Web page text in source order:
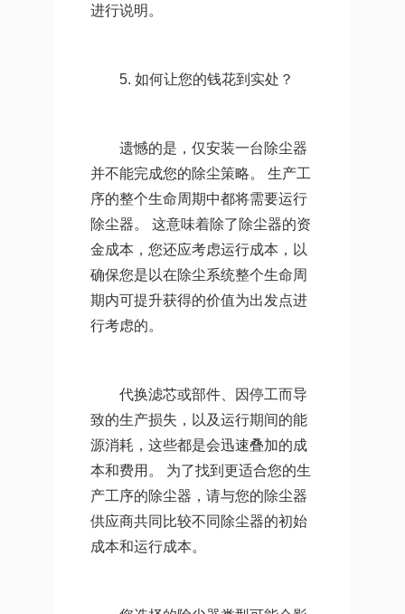
进行说明。
5. 如何让您的钱花到实处？
遗憾的是，仅安装一台除尘器
并不能完成您的除尘策略。 生产工
序的整个生命周期中都将需要运行
除尘器。 这意味着除了除尘器的资
金成本，您还应考虑运行成本，以
确保您是以在除尘系统整个生命周
期内可提升获得的价值为出发点进
行考虑的。
代换滤芯或部件、因停工而导
致的生产损失，以及运行期间的能
源消耗，这些都是会迅速叠加的成
本和费用。 为了找到更适合您的生
产工序的除尘器，请与您的除尘器
供应商共同比较不同除尘器的初始
成本和运行成本。